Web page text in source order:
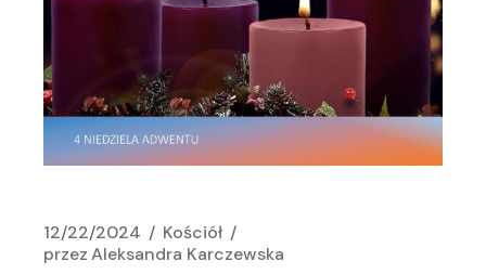
12/22/2024
Kościół
przez Aleksandra Karczewska